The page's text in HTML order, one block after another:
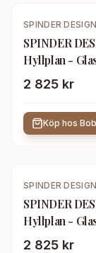
SPINDER DESIGN
SPINDER
Hyllplan -
2 825 kr
Köp hos
SPINDER DESIGN
SPINDER
Hyllplan -
2 825 kr